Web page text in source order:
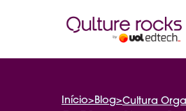
Início>Blog>Cultura